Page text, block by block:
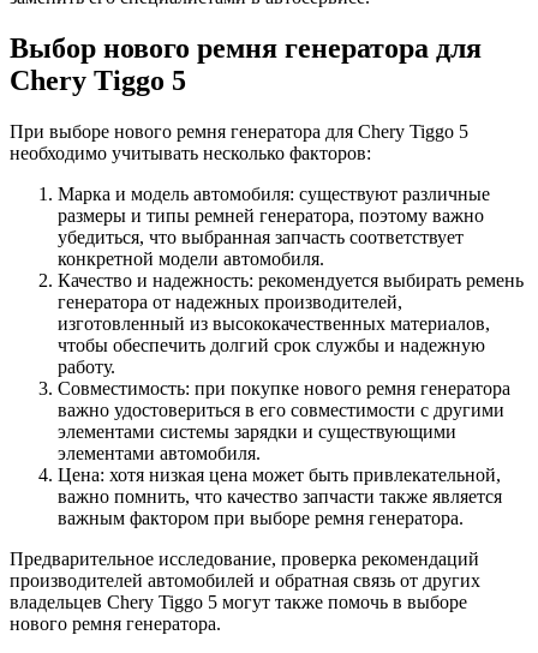
Выбор нового ремня генератора для
Chery Tiggo 5
При выборе нового ремня генератора для Chery Tiggo 5
необходимо учитывать несколько факторов:
Марка и модель автомобиля: существуют различные
размеры и типы ремней генератора, поэтому важно
убедиться, что выбранная запчасть соответствует
конкретной модели автомобиля.
Качество и надежность: рекомендуется выбирать ремень
генератора от надежных производителей,
изготовленный из высококачественных материалов,
чтобы обеспечить долгий срок службы и надежную
работу.
Совместимость: при покупке нового ремня генератора
важно удостовериться в его совместимости с другими
элементами системы зарядки и существующими
элементами автомобиля.
Цена: хотя низкая цена может быть привлекательной,
важно помнить, что качество запчасти также является
важным фактором при выборе ремня генератора.
Предварительное исследование, проверка рекомендаций
производителей автомобилей и обратная связь от других
владельцев Chery Tiggo 5 могут также помочь в выборе
нового ремня генератора.